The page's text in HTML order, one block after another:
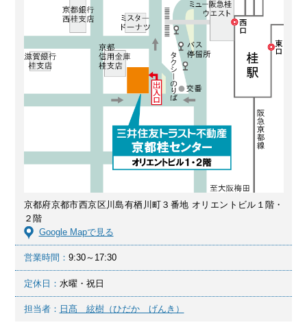
京都府京都市西京区川島有栖川町３番地 オリエントビル１階・
２階
Google Mapで見る
営業時間： 9:30～17:30
定休日： 水曜・祝日
担当者： 日髙 絃樹（ひだか げんき）